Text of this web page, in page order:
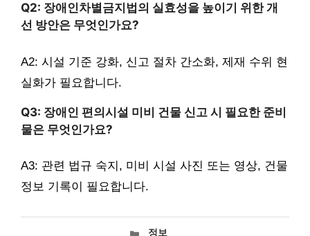
Q2: 장애인차별금지법의 실효성을 높이기 위한 개
선 방안은 무엇인가요?
A2: 시설 기준 강화, 신고 절차 간소화, 제재 수위 현
실화가 필요합니다.
Q3: 장애인 편의시설 미비 건물 신고 시 필요한 준비
물은 무엇인가요?
A3: 관련 법규 숙지, 미비 시설 사진 또는 영상, 건물
정보 기록이 필요합니다.
카정보